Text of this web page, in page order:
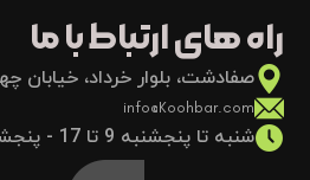
راه های ارتباط با ما
صفادشت، بلوار خرداد، خیابان
info@Koohbar.com
شنبه تا پنجشنبه 9 تا 17 - پنجشنبه 9 تا 13